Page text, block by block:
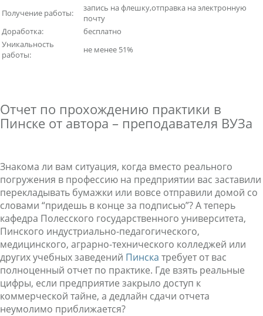
Получение работы:
запись на флешку,отправка на электронную
почту
Доработка:
бесплатно
Уникальность
работы:
не менее 51%
Отчет по прохождению практики в
Пинске от автора – преподавателя ВУЗа
Знакома ли вам ситуация, когда вместо реального
погружения в профессию на предприятии вас заставили
перекладывать бумажки или вовсе отправили домой со
словами “придешь в конце за подписью”? А теперь
кафедра Полесского государственного университета,
Пинского индустриально-педагогического,
медицинского, аграрно-технического колледжей или
других учебных заведений Пинска требует от вас
полноценный отчет по практике. Где взять реальные
цифры, если предприятие закрыло доступ к
коммерческой тайне, а дедлайн сдачи отчета
неумолимо приближается?